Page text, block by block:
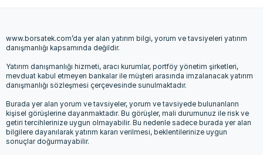
www.borsatek.com’da yer alan yatırım bilgi, yorum ve tavsiyeleri yatırım
danışmanlığı kapsamında değildir.
Yatırım danışmanlığı hizmeti, aracı kurumlar, portföy yönetim şirketleri,
mevduat kabul etmeyen bankalar ile müşteri arasında imzalanacak yatırım
danışmanlığı sözleşmesi çerçevesinde sunulmaktadır.
Burada yer alan yorum ve tavsiyeler, yorum ve tavsiyede bulunanların
kişisel görüşlerine dayanmaktadır. Bu görüşler, mali durumunuz ile risk ve
getiri tercihlerinize uygun olmayabilir. Bu nedenle sadece burada yer alan
bilgilere dayanılarak yatırım kararı verilmesi, beklentilerinize uygun
sonuçlar doğurmayabilir.